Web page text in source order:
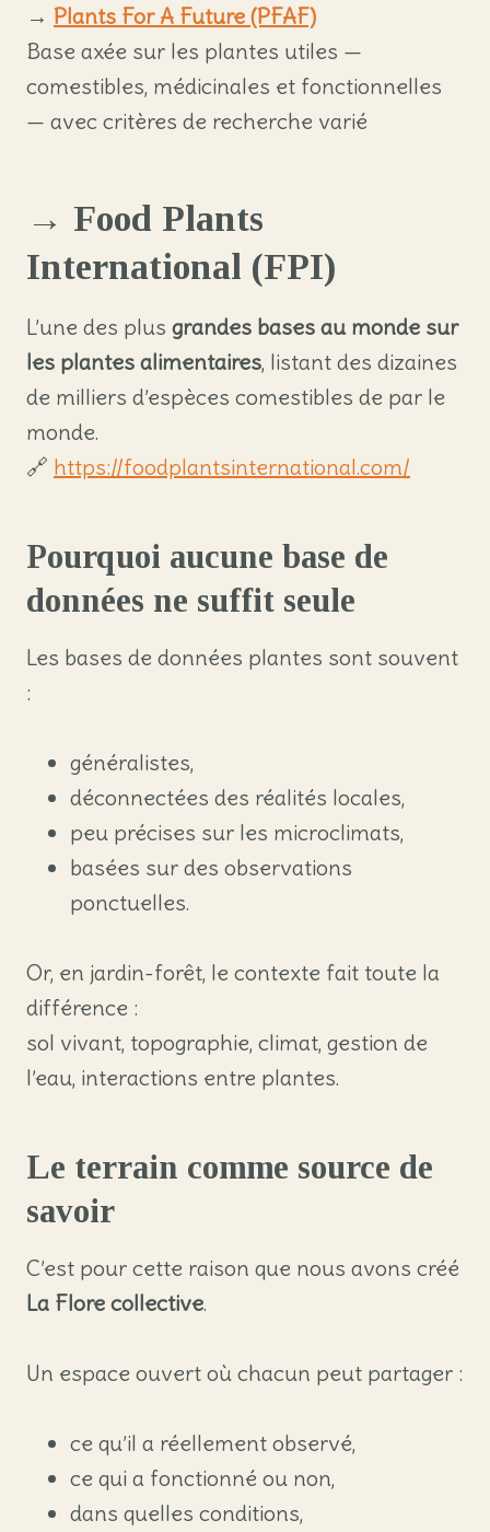
→ Plants For A Future (PFAF)
Base axée sur les plantes utiles —
comestibles, médicinales et fonctionnelles
— avec critères de recherche varié
→ Food Plants
International (FPI)
L’une des plus grandes bases au monde sur
les plantes alimentaires, listant des dizaines
de milliers d’espèces comestibles de par le
monde.
🔗 https://foodplantsinternational.com/
Pourquoi aucune base de
données ne suffit seule
Les bases de données plantes sont souvent
:
généralistes,
déconnectées des réalités locales,
peu précises sur les microclimats,
basées sur des observations
ponctuelles.
Or, en jardin-forêt, le contexte fait toute la
différence :
sol vivant, topographie, climat, gestion de
l’eau, interactions entre plantes.
Le terrain comme source de
savoir
C’est pour cette raison que nous avons créé
La Flore collective.
Un espace ouvert où chacun peut partager :
ce qu’il a réellement observé,
ce qui a fonctionné ou non,
dans quelles conditions,